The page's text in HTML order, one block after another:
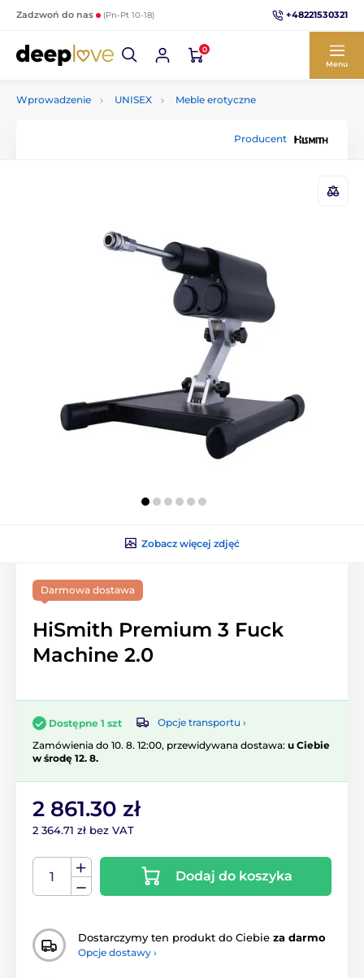
Zadzwoń do nas (Pn-Pt 10-18) +48221530321
0
Menu
Wprowadzenie UNISEX Meble erotyczne
Producent
Zobacz więcej zdjęć
Darmowa dostawa
HiSmith Premium 3 Fuck
Machine 2.0
Dostępne 1 szt
Opcje transportu ›
Zamówienia do 10. 8. 12:00, przewidywana dostawa: u Ciebie
w środę 12. 8.
2 861.30 zł
2 364.71 zł bez VAT
Dodaj do koszyka
Dostarczymy ten produkt do Ciebie za darmo
Opcje dostawy ›